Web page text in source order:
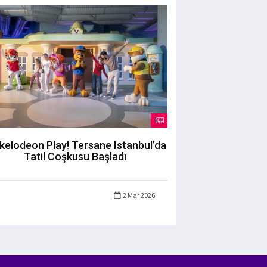
Play! Tersane Istanbul’da
Tatil Coşkusu Başladı
2 Mar 2026